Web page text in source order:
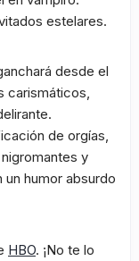
estelares.
desde el
carismáticos,
de orgías,
y
humor absurdo
HBO. ¡No te lo